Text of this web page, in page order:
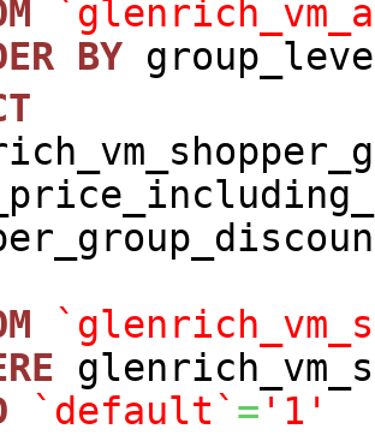
BY
`default` = '1'